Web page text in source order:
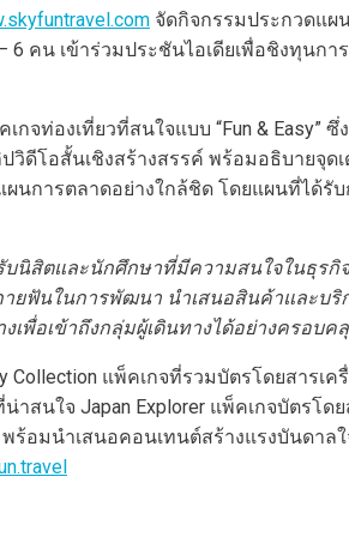
จัดกิจกรรมประกวดแผ
คน เข้าร่วมประชันไอเดียเพื่อชิงทุนกา
จท่องเที่ยวที่สนใจแบบ “Fun & Easy” ซึ่
ดีโอสั้นเชิงสร้างสรรค์ พร้อมอธิบายจุด
การตลาดอย่างใกล้ชิด โดยแผนที่ได้รั
นิสิตและนักศึกษาที่มีความสนใจในธุรกิ
ายฟันในการพัฒนา นำเสนอสินค้าและบ
เพื่อเข้าถึงกลุ่มผู้เดินทางได้อย่างครอบค
Collection แพ็คเกจที่รวมบัตรโดยสารเ
สนใจ Japan Explorer แพ็คเกจบัตรโด
ร้อมนำเสนอคอนเทนต์สร้างแรงบันดาล